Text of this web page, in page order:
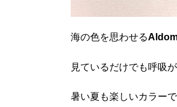
海の色を思わせる
見ているだけでも呼吸
暑い夏も楽しいカラー